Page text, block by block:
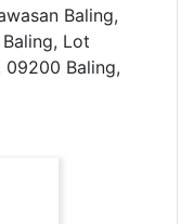
Baling,
Lot
09200 Baling,